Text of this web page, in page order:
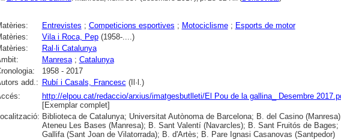
Entrevistes ; Competicions esportives ; Motociclisme; Esports de motor
Vila i Roca, Pep(1958-....)
Ral·li Catalunya
Manresa; Catalunya
1958 - 2017
add.:
Rubí i Casals, Francesc (Il·l.)
http://elpou.cat/redaccio/arxius/imatgesbutlleti/El Pou de la gallina_ Desembre
[Exemplar complet]
Biblioteca de Catalunya; Universitat Autònoma de Barcelona; B. del Casino
Ateneu Les Bases (Manresa); B. Sant Valentí (Navarcles); B. Sant Fruitós de Bages;
Gallifa (Sant Joan de Vilatorrada); B. d'Artès; B. Pare Ignasi Casanovas (Santpedor)